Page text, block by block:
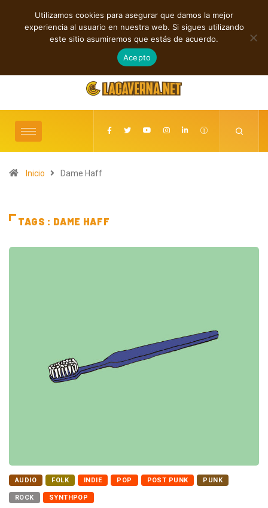
TENDENCIAS
Entre la Melodía y la Rebeldía
agosto 10, 2026
Inicio Dame Haff
TAGS : DAME HAFF
AUDIO FOLK INDIE POP POST PUNK PUNK
ROCK SYNTHPOP
Utilizamos cookies para asegurar que damos la mejor
experiencia al usuario en nuestra web. Si sigues utilizando
este sitio asumiremos que estás de acuerdo.
Acepto